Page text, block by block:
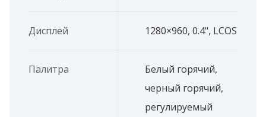
Дисплей 1280×960, 0.4", LCOS
Палитра
Белый горячий,
черный горячий,
регулируемый